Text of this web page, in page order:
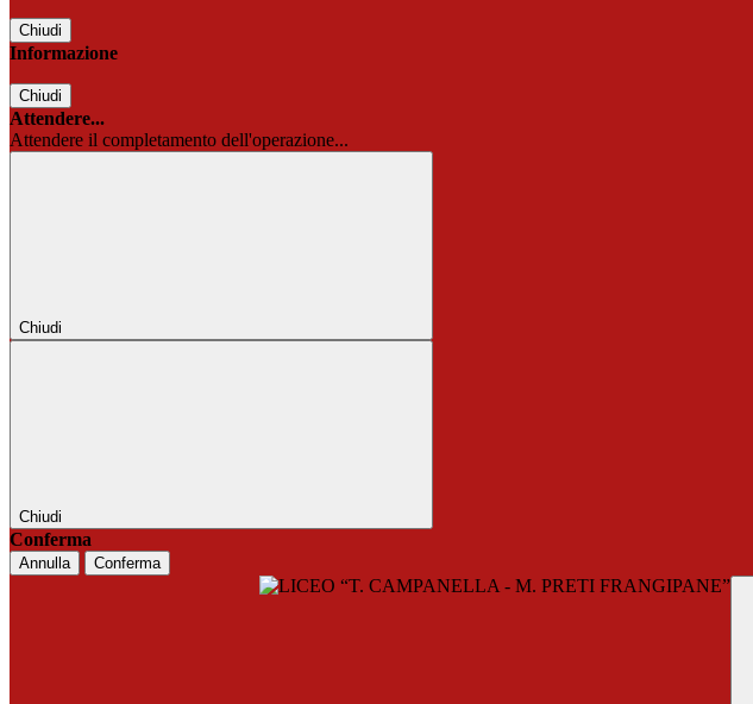
Chiudi
Informazione
Chiudi
Attendere...
Attendere il completamento dell'operazione...
Chiudi
Chiudi
Conferma
Annulla Conferma